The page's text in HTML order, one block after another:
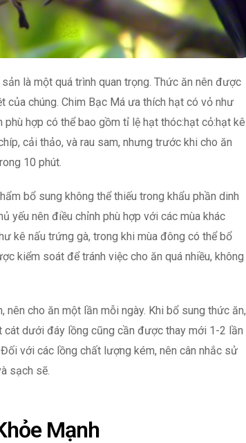
là một quá trình quan trọng. Thức ăn nên được
chúng. Chim Bạc Má ưa thích hạt có vỏ như
hợp có thể bao gồm tỉ lệ hạt thóc:hạt cỏ:hạt kê
cải thảo, và rau sam, nhưng trước khi cho ăn
10 phút.
bổ sung không thể thiếu trong khẩu phần dinh
yếu nên điều chỉnh phù hợp với các mùa khác
kê nấu trứng gà, trong khi mùa đông có thể bổ
kiểm soát để tránh việc cho ăn quá nhiều, không
cho ăn một lần mỗi ngày. Khi bổ sung thức ăn,
dưới đáy lồng cũng cần được thay mới 1-2 lần
với các lồng chất lượng kém, nên cân nhắc sử
sạch sẽ.
Mạnh